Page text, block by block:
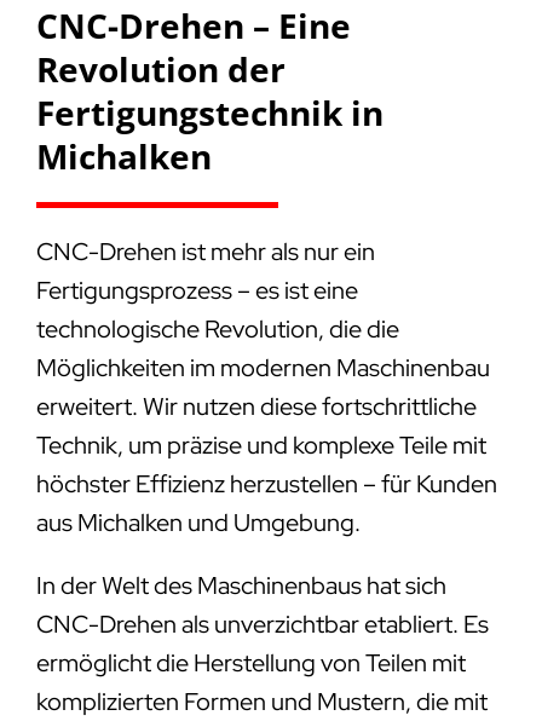
CNC-Drehen – Eine
Revolution der
Fertigungstechnik in
Michalken
CNC-Drehen ist mehr als nur ein
Fertigungsprozess – es ist eine
technologische Revolution, die die
Möglichkeiten im modernen Maschinenbau
erweitert. Wir nutzen diese fortschrittliche
Technik, um präzise und komplexe Teile mit
höchster Effizienz herzustellen – für Kunden
aus Michalken und Umgebung.
In der Welt des Maschinenbaus hat sich
CNC-Drehen als unverzichtbar etabliert. Es
ermöglicht die Herstellung von Teilen mit
komplizierten Formen und Mustern, die mit